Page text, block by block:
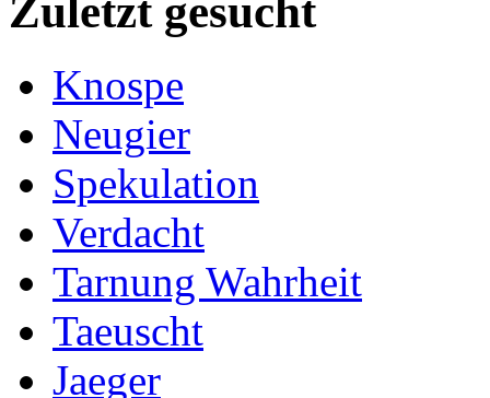
Zuletzt gesucht
Knospe
Neugier
Spekulation
Verdacht
Tarnung Wahrheit
Taeuscht
Jaeger